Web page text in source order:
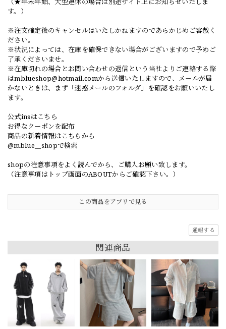
す。）
※注文確定後のキャンセルはいたしかねますのであらかじめご容赦く
ださい。
※状況によっては、在庫を確保できない場合がございますので予めご
了承くださいませ。
※在庫切れの場合とお問い合わせの返信という当社よりご連絡する際
はmblueshop@hotmail.comから送信いたしますので、メールが届
かないときは、まず「迷惑メールのフォルダ」を確認をお願いいたし
ます。
公式insはこちら
お得なクーポンを配布
商品の新着情報はこちらから
@mblue__shopで検索
shopの注意事項をよく読んでから、ご購入お願い致します。
（注意事項はトップ画面のABOUTからご確認下さい。）
この商品をアプリで見る
通報する
関連商品